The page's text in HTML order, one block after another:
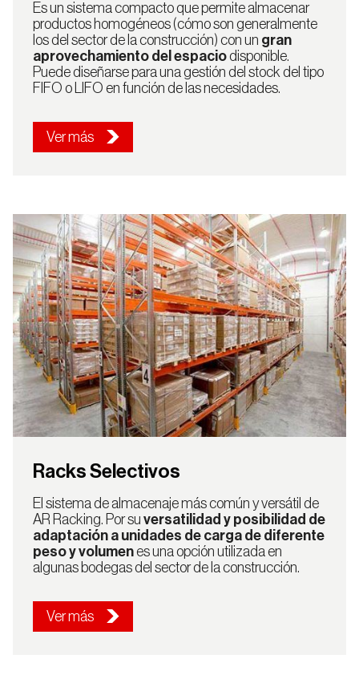
Es un sistema compacto que permite almacenar
productos homogéneos (cómo son generalmente
los del sector de la construcción) con un gran
aprovechamiento del espaciodisponible.
Puede diseñarse para una gestión del stock del tipo
FIFO o LIFO en función de las necesidades.
Ver más
Racks Selectivos
El sistema de almacenaje más común y versátil de
AR Racking. Por su versatilidad y posibilidad de
adaptación a unidades de carga de diferente
peso y volumenes una opción utilizada en
algunas bodegas del sector de la construcción.
Ver más